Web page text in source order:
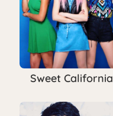
Sweet California